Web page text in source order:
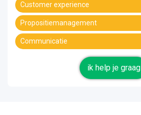
Customer experience
Propositiemanagement
Communicatie
ik help je graag